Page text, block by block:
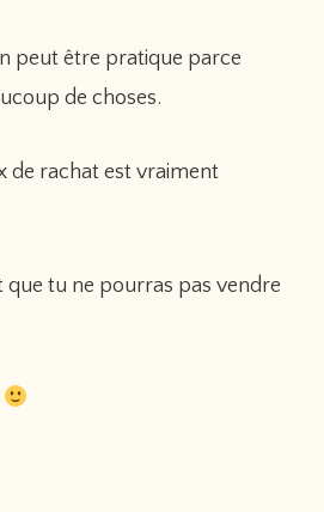
peut être pratique parce
de choses.
de rachat est vraiment
que tu ne pourras pas vendre